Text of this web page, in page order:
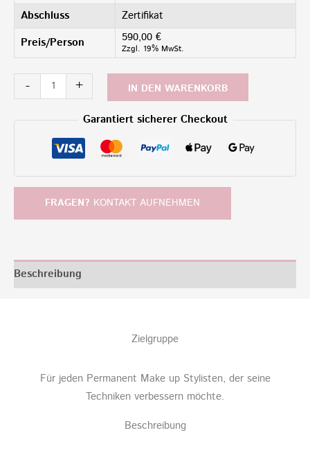
Abschluss
Zertifikat​
Preis/Person
590,00€
Zzgl. 19% MwSt.
- + IN DEN WARENKORB
Garantiert sicherer Checkout
FRAGEN? KONTAKT AUFNEHMEN
Beschreibung
Zielgruppe
Für jeden Permanent Make up Stylisten, der seine
Techniken verbessern möchte.
Beschreibung